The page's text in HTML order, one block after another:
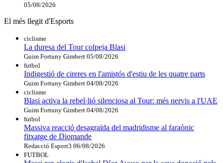
05/08/2026
El més llegit d'Esports
ciclisme
La duresa del Tour colpeja Blasi
Guim Fortuny Gimbert 05/08/2026
futbol
Indigestió de cireres en l'amistós d'estiu de les quatre parts
Guim Fortuny Gimbert 04/08/2026
ciclisme
Blasi activa la rebel·lió silenciosa al Tour: més nervis a l'UAE
Guim Fortuny Gimbert 04/08/2026
futbol
Massiva reacció desagraïda del madridisme al faraònic
fitxatge de Diomande
Redacció Esport3 06/08/2026
FUTBOL